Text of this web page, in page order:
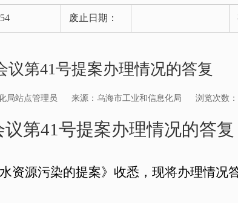
废止日期：
议第41号提案办理情况的答复
局站点管理员 来源：乌海市工业和信息化局 浏览次数：
议第41号提案办理情况的答复
资源污染的提案》收悉，现将办理情况